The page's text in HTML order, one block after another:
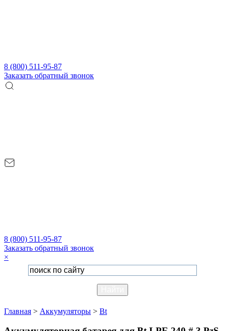
8 (800) 511-95-87
Заказать обратный звонок
8 (800) 511-95-87
Заказать обратный звонок
×
Главная > Аккумуляторы > Bt